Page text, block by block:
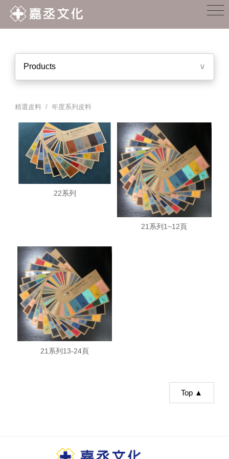
Products ∨
精選皮料 / 年度系列皮料
22系列
21系列1~12頁
21系列13-24頁
Top ▲